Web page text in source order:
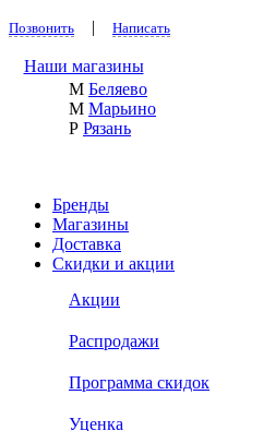
Позвонить | Написать
Наши магазины
М Беляево
М Марьино
Р Рязань
Бренды
Магазины
Доставка
Скидки и акции
Акции
Распродажи
Программа скидок
Уценка